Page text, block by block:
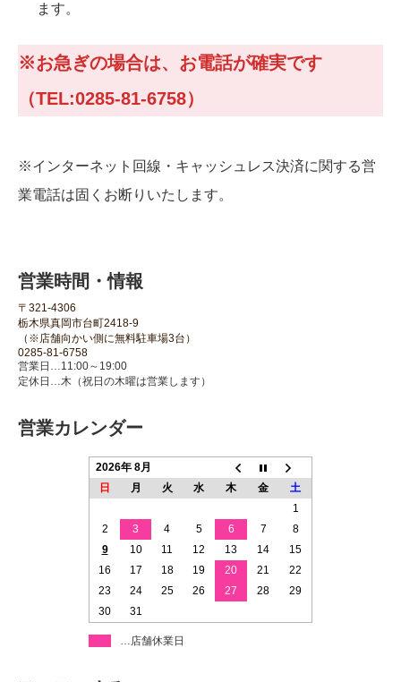
ます。
※お急ぎの場合は、お電話が確実です
（TEL:0285-81-6758）
※インターネット回線・キャッシュレス決済に関する営
業電話は固くお断りいたします。
営業時間・情報
〒321-4306
栃木県真岡市台町2418-9
（※店舗向かい側に無料駐車場3台）
0285-81-6758
営業日…11:00～19:00
定休日…木（祝日の木曜は営業します）
営業カレンダー
2026年 8月
日
月 火 水 木 金
土
1
2
3 4 5 6 7
8
9
10 11 12 13 14
15
16
17 18 19 20 21
22
23
24 25 26 27 28
29
30
31
…店舗休業日